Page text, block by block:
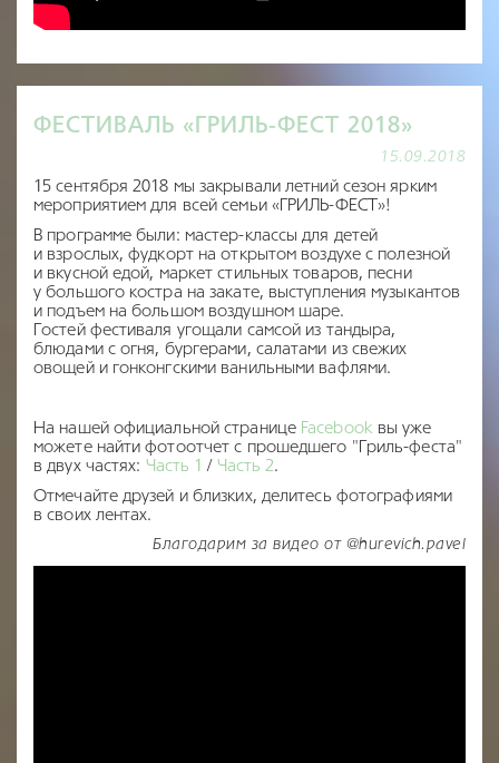
ФЕСТИВАЛЬ «ГРИЛЬ-ФЕСТ 2018»
15.09.2018
15 сентября 2018 мы закрывали летний сезон ярким
мероприятием для всей семьи «ГРИЛЬ-ФЕСТ»!
В программе были: мастер-классы для детей
и взрослых, фудкорт на открытом воздухе с полезной
и вкусной едой, маркет стильных товаров, песни
у большого костра на закате, выступления музыкантов
и подъем на большом воздушном шаре.
Гостей фестиваля угощали самсой из тандыра,
блюдами с огня, бургерами, салатами из свежих
овощей и гонконгскими ванильными вафлями.
На нашей официальной странице Facebook вы уже
можете найти фотоотчет с прошедшего "Гриль-феста"
в двух частях: Часть 1 / Часть 2.
Отмечайте друзей и близких, делитесь фотографиями
в своих лентах.
Благодарим за видео от @hurevich.pavel